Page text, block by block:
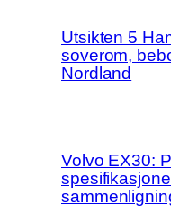
Utsikten 5
soverom,
Nordland
Volvo EX30: